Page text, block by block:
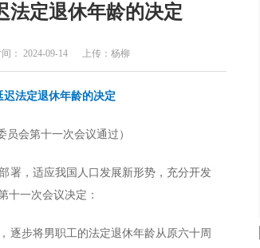
法定退休年龄的决定
2024-09-14 上传：杨柳
法定退休年龄的决定
员会第十一次会议通过）
署，适应我国人口发展新形势，充分开发
十一次会议决定：
逐步将男职工的法定退休年龄从原六十周